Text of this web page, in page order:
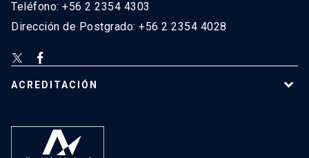
Teléfono: +56 2 2354 4303
Dirección de Postgrado: +56 2 2354 4028
ACREDITACIÓN